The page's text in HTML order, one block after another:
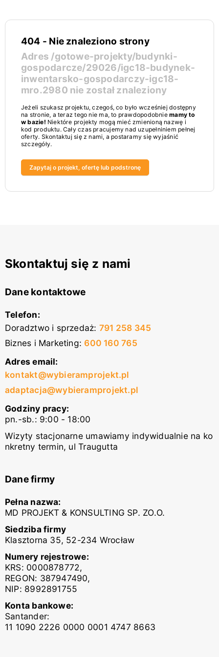
404 - Nie znaleziono strony
Adres /gotowe-projekty/budynki-
gospodarcze/29026/igc18-budynek-
inwentarsko-gospodarczy-igc18-
mro.2980 nie został znaleziony
Jeżeli szukasz projektu, czegoś, co było wcześniej dostępny
na stronie, a teraz tego nie ma, to prawdopodobniemamy to
w bazie! Niektóre projekty mogą mieć zmienioną nazwę i
kod produktu. Cały czas pracujemy nad uzupełniniem pełnej
oferty. Skontaktuj się z nami, a postaramy się wyjaśnić
szczegóły.
Zapytaj o projekt, ofertę lub podstronę
Skontaktuj się z nami
Dane kontaktowe
Telefon:
Doradztwo i sprzedaż: 791 258 345
Biznes i Marketing: 600 160 765
Adres email:
kontakt@wybieramprojekt.pl
adaptacja@wybieramprojekt.pl
Godziny pracy:
pn.-sb.: 9:00 - 18:00
Wizyty stacjonarne umawiamy indywidualnie na ko
nkretny termin, ul Traugutta
Dane firmy
Pełna nazwa:
MD PROJEKT & KONSULTING SP. ZO.O.
Siedziba firmy
Klasztorna 35, 52-234 Wrocław
Numery rejestrowe:
KRS: 0000878772,
REGON: 387947490,
NIP: 8992891755
Konta bankowe:
Santander:
11 1090 2226 0000 0001 4747 8663